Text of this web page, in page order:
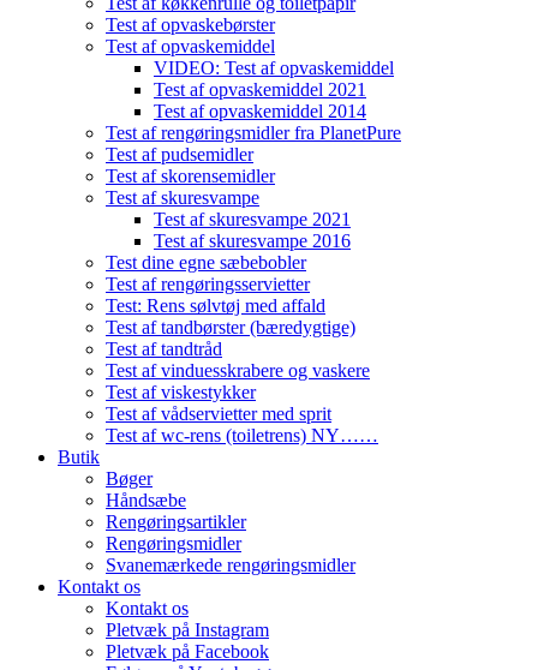
Test af opvaskebørster
Test af opvaskemiddel
VIDEO: Test af opvaskemiddel
Test af opvaskemiddel 2021
Test af opvaskemiddel 2014
Test af rengøringsmidler fra PlanetPure
Test af pudsemidler
Test af skorensemidler
Test af skuresvampe
Test af skuresvampe 2021
Test af skuresvampe 2016
Test dine egne sæbebobler
Test af rengøringsservietter
Test: Rens sølvtøj med affald
Test af tandbørster (bæredygtige)
Test af tandtråd
Test af vinduesskrabere og vaskere
Test af viskestykker
Test af vådservietter med sprit
Test af wc-rens (toiletrens) NY……
Butik
Bøger
Håndsæbe
Rengøringsartikler
Rengøringsmidler
Svanemærkede rengøringsmidler
Kontakt os
Kontakt os
Pletvæk på Instagram
Pletvæk på Facebook